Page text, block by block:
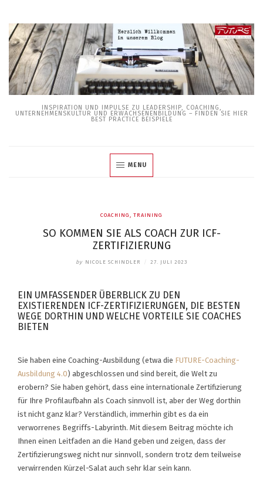
Skip
to
content
INSPIRATION UND IMPULSE ZU LEADERSHIP, COACHING,
UNTERNEHMENSKULTUR UND ERWACHSENENBILDUNG – FINDEN SIE HIER
BEST PRACTICE BEISPIELE
MENU
COACHING TRAINING
SO KOMMEN SIE ALS COACH ZUR ICF-
ZERTIFIZIERUNG
by NICOLE SCHINDLER 27. JULI 2023
EIN UMFASSENDER ÜBERBLICK ZU DEN
EXISTIERENDEN ICF-ZERTIFIZIERUNGEN, DIE BESTEN
WEGE DORTHIN UND WELCHE VORTEILE SIE COACHES
BIETEN
Sie haben eine Coaching-Ausbildung (etwa die FUTURE-Coaching-
Ausbildung 4.0) abgeschlossen und sind bereit, die Welt zu
erobern? Sie haben gehört, dass eine internationale Zertifizierung
für Ihre Profilaufbahn als Coach sinnvoll ist, aber der Weg dorthin
ist nicht ganz klar? Verständlich, immerhin gibt es da ein
verworrenes Begriffs-Labyrinth. Mit diesem Beitrag möchte ich
Ihnen einen Leitfaden an die Hand geben und zeigen, dass der
Zertifizierungsweg nicht nur sinnvoll, sondern trotz dem teilweise
verwirrenden Kürzel-Salat auch sehr klar sein kann.